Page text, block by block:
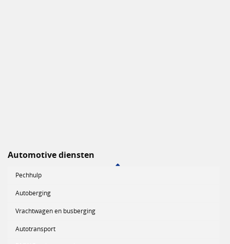
Automotive diensten
Pechhulp
Autoberging
Vrachtwagen en busberging
Autotransport